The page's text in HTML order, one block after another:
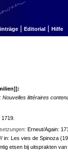
| Editorial | Hilfe
Nouvelles littéraires
Erneut/Again:
// in: Les vies de Spinoza
etsen bij uitsprakten